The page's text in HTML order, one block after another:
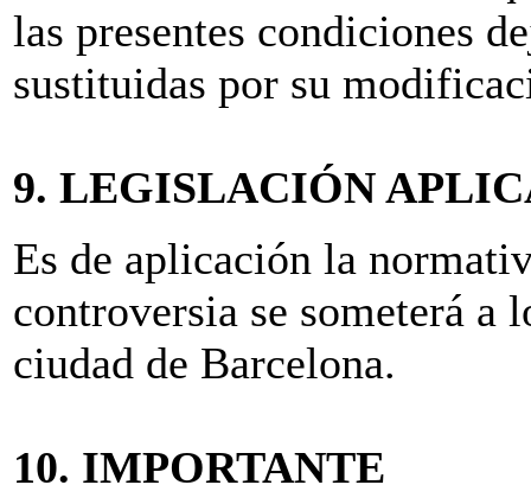
las presentes condiciones
sustituidas por su
9. LEGISLACIÓN
Es de aplicación la
controversia se someterá a
ciudad de Barcelona.
10. IMPORTANTE